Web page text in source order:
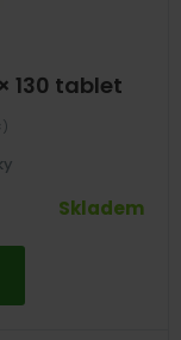
130 tablet
Skladem